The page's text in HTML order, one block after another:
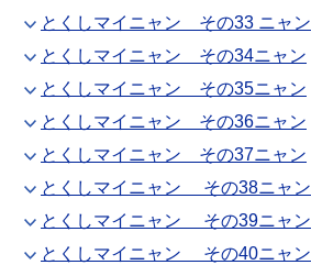
とくしマイニャン その33 ニャン
とくしマイニャン その34ニャン
とくしマイニャン その35ニャン
とくしマイニャン その36ニャン
とくしマイニャン その37ニャン
とくしマイニャン その38ニャン
とくしマイニャン その39ニャン
とくしマイニャン その40ニャン